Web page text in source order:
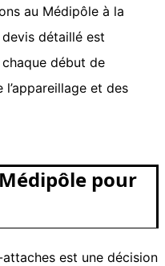
au Médipôle à la
détaillé est
début de
et des
pour
est une décision